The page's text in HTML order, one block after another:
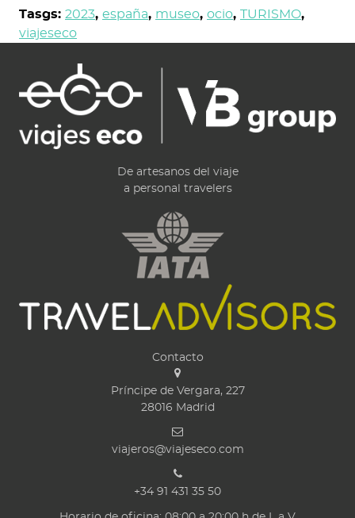
Tasgs: 2023, españa, museo, ocio, TURISMO,
viajeseco
De artesanos del viaje
a personal travelers
Contacto
Príncipe de Vergara, 227
28016 Madrid
viajeros@viajeseco.com
+34 91 431 35 50